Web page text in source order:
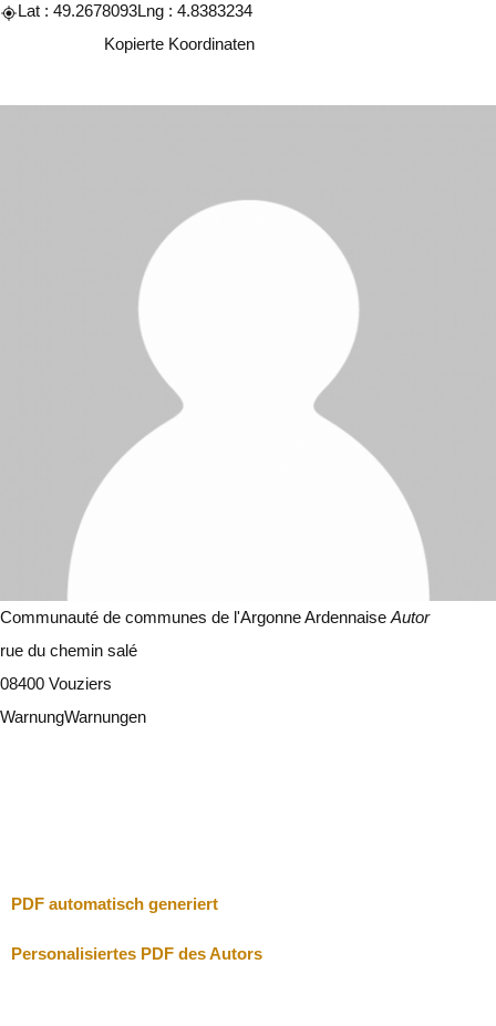
Lat : 49.2678093Lng : 4.8383234
Kopierte Koordinaten
Communauté de communes de l'Argonne ArdennaiseAutor
rue du chemin salé
08400 Vouziers
WarnungWarnungen
PDF automatisch generiert
Personalisiertes PDF des Autors